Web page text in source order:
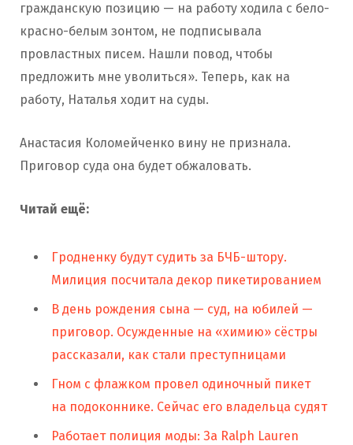
гражданскую позицию — на работу ходила с бело-
красно-белым зонтом, не подписывала
провластных писем. Нашли повод, чтобы
предложить мне уволиться». Теперь, как на
работу, Наталья ходит на суды.
Анастасия Коломейченко вину не признала.
Приговор суда она будет обжаловать.
Читай ещё:
Гродненку будут судить за БЧБ-штору.
Милиция посчитала декор пикетированием
В день рождения сына — суд, на юбилей —
приговор. Осужденные на «химию» сёстры
рассказали, как стали преступницами
Гном с флажком провел одиночный пикет
на подоконнике. Сейчас его владельца судят
Работает полиция моды: За Ralph Lauren